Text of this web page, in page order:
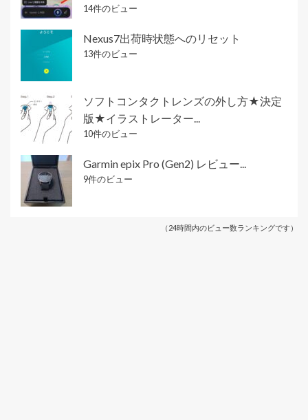
14件のビュー
Nexus7出荷時状態へのリセット
13件のビュー
ソフトコンタクトレンズの外し方★決定
版★イラストレーター...
10件のビュー
Garmin epix Pro (Gen2) レビュー...
9件のビュー
（24時間内のビュー数ランキングです）